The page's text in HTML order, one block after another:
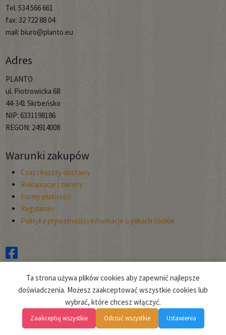
Tel. 534 566 661
fax: 32 722 88 04
mail: biuro@planto.eu
Adres
PLANTO
ul. Piotrowicka 68
44-341 Skrbeńsko
NIP: 6331198186
REGON: 24914008
Warunki zakupów
Czas i koszty dostawy
Reklamacje i zwroty
Formy płatności
Regulamin
Polityka prywatności i informacje o plikach cookie
Copyright © 2026
Planto.
Projekt i realizacja:clivio.pl
Ta strona używa plików cookies aby zapewnić najlepsze
doświadczenia. Możesz zaakceptować wszystkie cookies lub
wybrać, które chcesz włączyć.
Zaakceptuj wszystkie Odrzuć wszystkie Ustawienia